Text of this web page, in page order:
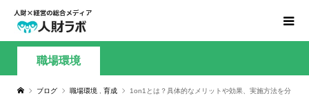
職場環境
ブログ 職場環境 育成
1on1とは？具体的なメリットや効果、実施方法を分